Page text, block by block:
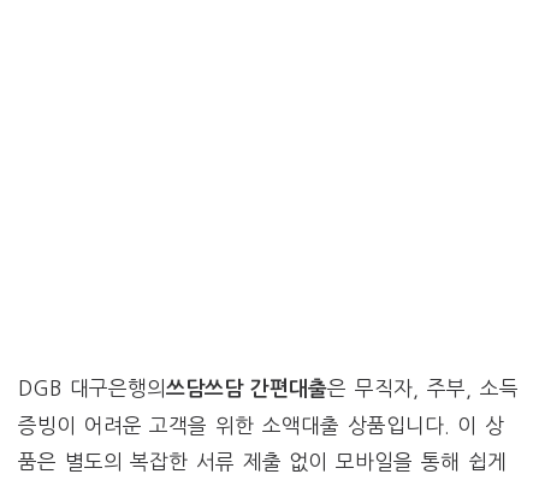
DGB 대구은행의 쓰담쓰담 간편대출은 무직자, 주부, 소득
증빙이 어려운 고객을 위한 소액대출 상품입니다. 이 상
품은 별도의 복잡한 서류 제출 없이 모바일을 통해 쉽게